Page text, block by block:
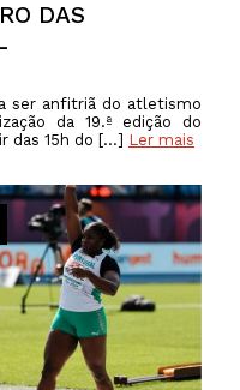
DAS
ser anfitriã do atletismo
da 19.ª edição do
das 15h do […] Ler mais